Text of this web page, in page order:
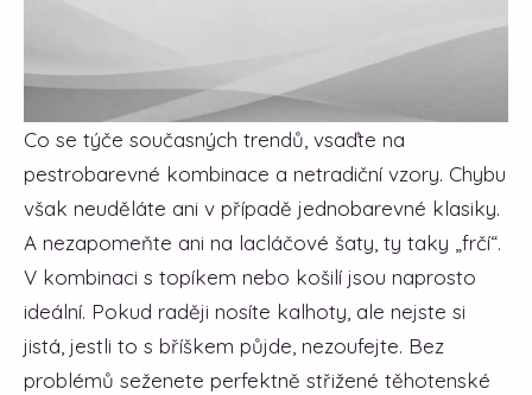
Co se týče současných trendů, vsaďte na
pestrobarevné kombinace a netradiční vzory. Chybu
však neuděláte ani v případě jednobarevné klasiky.
A nezapomeňte ani na lacláčové šaty, ty taky „frčí“.
V kombinaci s topíkem nebo košilí jsou naprosto
ideální. Pokud raději nosíte kalhoty, ale nejste si
jistá, jestli to s bříškem půjde, nezoufejte. Bez
problémů seženete perfektně střižené těhotenské